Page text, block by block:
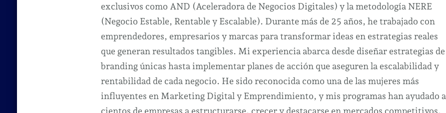
exclusivos como AND (Aceleradora de Negocios Digitales) y la metodología NERE
(Negocio Estable, Rentable y Escalable). Durante más de 25 años, he trabajado con
emprendedores, empresarios y marcas para transformar ideas en estrategias reales
que generan resultados tangibles. Mi experiencia abarca desde diseñar estrategias de
branding únicas hasta implementar planes de acción que aseguren la escalabilidad y
rentabilidad de cada negocio. He sido reconocida como una de las mujeres más
influyentes en Marketing Digital y Emprendimiento, y mis programas han ayudado a
cientos de empresas a estructurarse, crecer y destacarse en mercados competitivos.